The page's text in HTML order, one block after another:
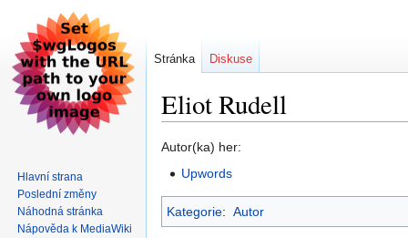
Eliot Rudell
Skočit
Skočit
Autor(ka) her:
Upwords
Kategorie: Autor
Stránka Diskuse
Hlavní strana
Poslední změny
Náhodná stránka
Nápověda k MediaWiki